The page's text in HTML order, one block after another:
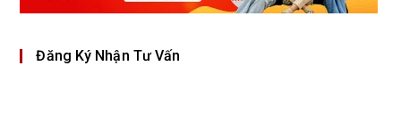
Đăng Ký Nhận Tư Vấn